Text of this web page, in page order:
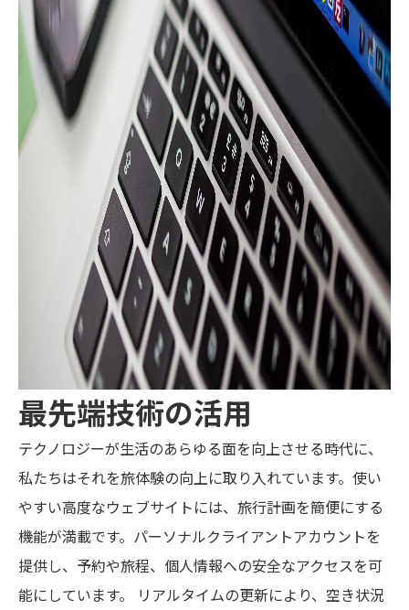
最先端技術の活用
テクノロジーが生活のあらゆる面を向上させる時代に、
私たちはそれを旅体験の向上に取り入れています。使い
やすい高度なウェブサイトには、旅行計画を簡便にする
機能が満載です。パーソナルクライアントアカウントを
提供し、予約や旅程、個人情報への安全なアクセスを可
能にしています。 リアルタイムの更新により、空き状況